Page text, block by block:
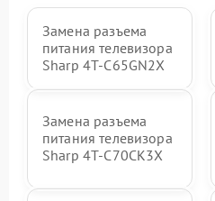
Замена разъема
питания телевизора
Sharp 4T-C65GN2X
Замена разъема
питания телевизора
Sharp 4T-C70CK3X